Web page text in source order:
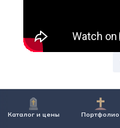
Каталог и цены Портфолио